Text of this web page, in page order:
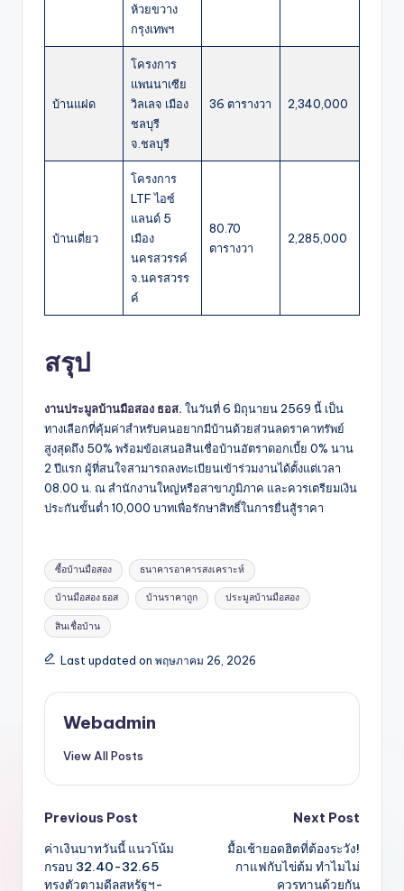
ห้วยขวาง
กรุงเทพฯ
บ้านแฝด
โครงการ
แพนนาเซีย
วิลเลจ เมือง
ชลบุรี
จ.ชลบุรี
36 ตารางวา 2,340,000
บ้านเดี่ยว
โครงการ
LTF ไอซ์
แลนด์ 5
เมือง
นครสวรรค์
จ.นครสวรร
ค์
80.70
ตารางวา
2,285,000
สรุป
งานประมูลบ้านมือสอง ธอส. ในวันที่ 6 มิถุนายน 2569 นี้ เป็น
ทางเลือกที่คุ้มค่าสำหรับคนอยากมีบ้านด้วยส่วนลดราคาทรัพย์
สูงสุดถึง 50% พร้อมข้อเสนอสินเชื่อบ้านอัตราดอกเบี้ย 0% นาน
2 ปีแรก ผู้ที่สนใจสามารถลงทะเบียนเข้าร่วมงานได้ตั้งแต่เวลา
08.00 น. ณ สำนักงานใหญ่หรือสาขาภูมิภาค และควรเตรียมเงิน
ประกันขั้นต่ำ 10,000 บาทเพื่อรักษาสิทธิ์ในการยื่นสู้ราคา
Tags:
ซื้อบ้านมือสอง ธนาคารอาคารสงเคราะห์
บ้านมือสอง ธอส บ้านราคาถูก ประมูลบ้านมือสอง
สินเชื่อบ้าน
Last updated on พฤษภาคม 26, 2026
Webadmin
View All Posts
Post
navigation
Previous Post
ค่าเงินบาทวันนี้ แนวโน้ม
กรอบ 32.40-32.65
ทรงตัวตามดีลสหรัฐฯ-
Next Post
มื้อเช้ายอดฮิตที่ต้องระวัง!
กาแฟกับไข่ต้ม ทำไมไม่
ควรทานด้วยกัน